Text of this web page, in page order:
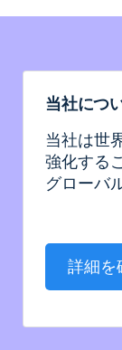
当社につ
当社は世
強化する
グローバ
詳細を